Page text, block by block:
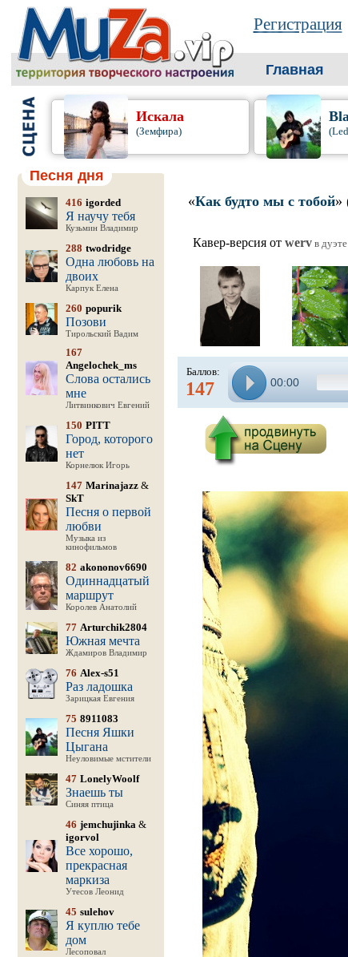
Регистрация
Главная
Искала
(Земфира)
Песня дня
416 igorded
Я научу тебя
Кузьмин Владимир
288 twodridge
Одна любовь на
двоих
Карпук Елена
260 popurik
Позови
Тирольский Вадим
167
Angelochek_ms
Слова остались
мне
Литвинкович Евгений
150 PITT
Город, которого
нет
Корнелюк Игорь
147 Marinajazz&
SkT
Песня о первой
любви
Музыка из
кинофильмов
82 akononov6690
Одиннадцатый
маршрут
Королев Анатолий
77 Arturchik2804
Южная мечта
Ждамиров Владимир
76 Alex-s51
Раз ладошка
Зарицкая Евгения
75 8911083
Песня Яшки
Цыгана
Неуловимые мстители
47 LonelyWoolf
Знаешь ты
Синяя птица
46 jemchujinka&
igorvol
Все хорошо,
прекрасная
маркиза
Утесов Леонид
45 sulehov
Я куплю тебе
дом
Лесоповал
«Как будто мы с тобой»
Кавер-версия от wervв
Баллов:
147 00:00